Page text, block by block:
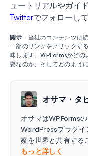
ュートリアルやガイ
Twitterでフォローし
開示 ：当社のコンテンツは
一部のリンクをクリックす
味します。WPFormsがどの
要なのか、そしてどのよう
オサマ・タ
オサマはWPForms
WordPressプラグイ
察を世界と共有する
もっと詳しく